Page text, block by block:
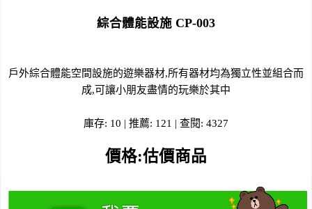
綜合體能設施 CP-003
戶外綜合體能空間設施的遊樂器材,所有器材均為獨立性並組合而
成,可讓小朋友盡情的玩樂於其中
庫存: 10 | 推薦: 121 | 查閱: 4327
價格:估價商品